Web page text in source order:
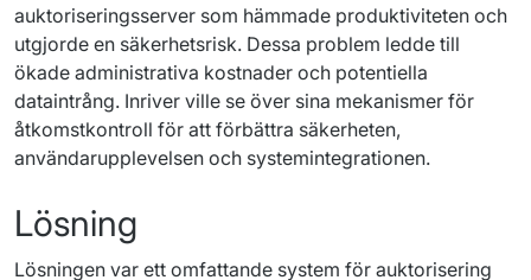
auktoriseringsserver som hämmade produktiviteten och
utgjorde en säkerhetsrisk. Dessa problem ledde
ökade administrativa kostnader och potentiella
dataintrång. Inriver ville se över sina mekanismer
åtkomstkontroll för att förbättra säkerheten
användarupplevelsen och systemintegrationen.
Lösning
Lösningen var ett omfattande system för auktorisering